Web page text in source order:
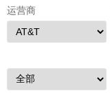
运营商